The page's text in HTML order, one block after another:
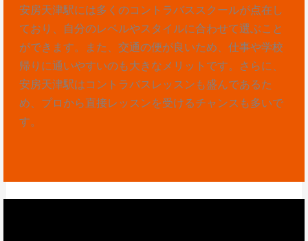
安房天津駅には多くのコントラバススクールが点在し
ており、自分のレベルやスタイルに合わせて選ぶこと
ができます。また、交通の便が良いため、仕事や学校
帰りに通いやすいのも大きなメリットです。さらに、
安房天津駅はコントラバスレッスンも盛んであるた
め、プロから直接レッスンを受けるチャンスも多いで
す。